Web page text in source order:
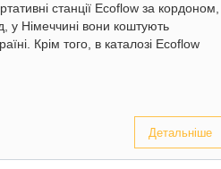
станції Ecoflow за кордоном,
у Німеччині вони коштують
Крім того, в каталозі Ecoflow
Детальніше